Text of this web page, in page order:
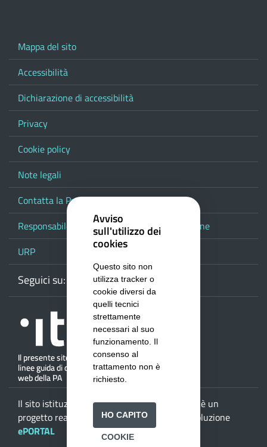
Mappa del sito
Accessibilità
Dichiarazione di accessibilità
Privacy
Cookie policy
Note legali
Contatta la Provincia
Responsabile del procedimento di pubblicazione
URP
Seguici su: WebmailFacebook
Youtube
Il sito istituzionale dellaProvincia di Salerno
è un
progetto realizzato daISWEB S.p.A.
con la soluzione
ePORTAL
Avviso
sull'utilizzo dei
cookies
Questo sito non
utilizza tracker o
cookie diversi da
quelli tecnici
strettamente
necessari al suo
funzionamento. Il
consenso al
trattamento non è
richiesto.
HO CAPITO
COOKIE